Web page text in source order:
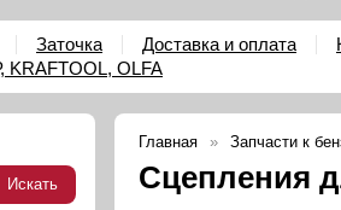
Заточка Доставка и оплата
KRAFTOOL, OLFA
Главная Запчасти к
Сцепления